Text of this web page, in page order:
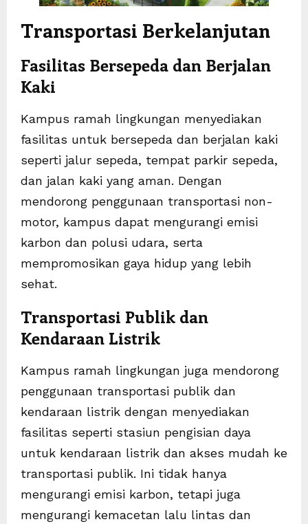
Transportasi Berkelanjutan
Fasilitas Bersepeda dan Berjalan
Kaki
Kampus ramah lingkungan menyediakan
fasilitas untuk bersepeda dan berjalan kaki
seperti jalur sepeda, tempat parkir sepeda,
dan jalan kaki yang aman. Dengan
mendorong penggunaan transportasi non-
motor, kampus dapat mengurangi emisi
karbon dan polusi udara, serta
mempromosikan gaya hidup yang lebih
sehat.
Transportasi Publik dan
Kendaraan Listrik
Kampus ramah lingkungan juga mendorong
penggunaan transportasi publik dan
kendaraan listrik dengan menyediakan
fasilitas seperti stasiun pengisian daya
untuk kendaraan listrik dan akses mudah ke
transportasi publik. Ini tidak hanya
mengurangi emisi karbon, tetapi juga
mengurangi kemacetan lalu lintas dan